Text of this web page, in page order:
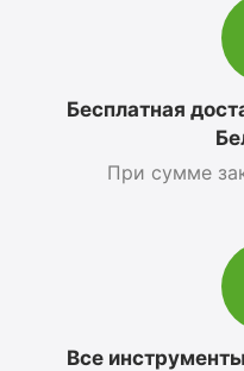
Бесплатная
При сумме
Все